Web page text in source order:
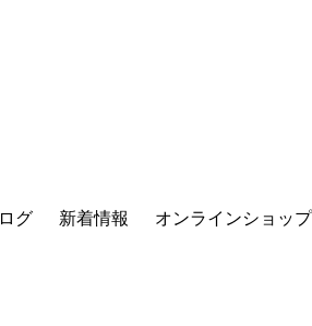
グ 新着情報 オンラインショップ